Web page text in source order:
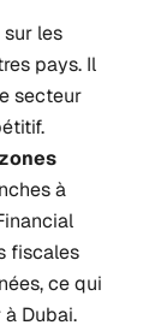
sur les
pays. Il
secteur
à
fiscales
ce qui
Dubai.